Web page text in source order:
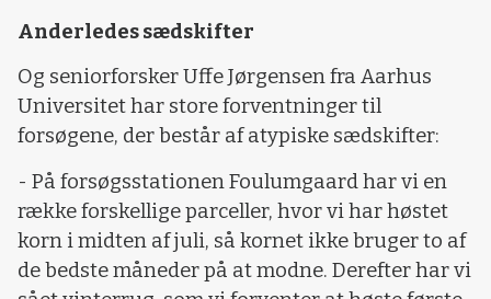
Anderledes sædskifter
Og seniorforsker Uffe Jørgensen fra Aarhus
Universitet har store forventninger til
forsøgene, der består af atypiske sædskifter:
- På forsøgsstationen Foulumgaard har vi en
række forskellige parceller, hvor vi har høstet
korn i midten af juli, så kornet ikke bruger to af
de bedste måneder på at modne. Derefter har vi